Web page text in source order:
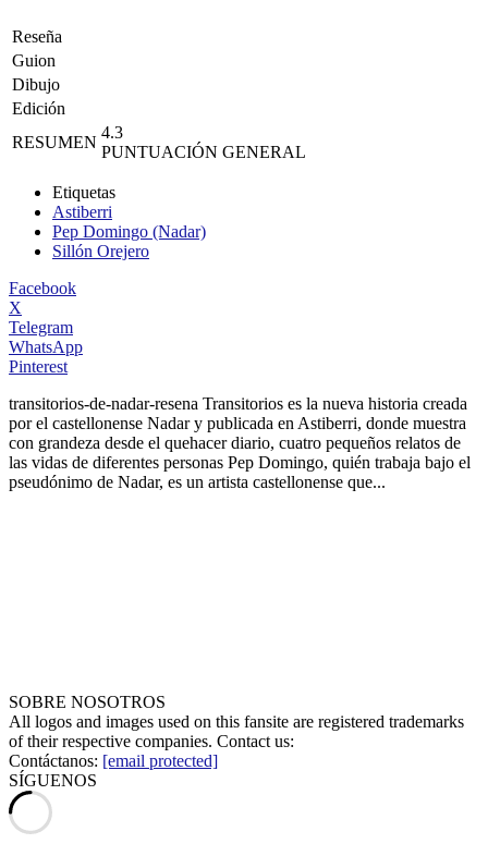
Reseña
Guion
Dibujo
Edición
RESUMEN
4.3
PUNTUACIÓN GENERAL
Etiquetas
Astiberri
Pep Domingo (Nadar)
Sillón Orejero
Facebook
X
Telegram
WhatsApp
Pinterest
transitorios-de-nadar-resena Transitorios es la nueva historia creada
por el castellonense Nadar y publicada en Astiberri, donde muestra
con grandeza desde el quehacer diario, cuatro pequeños relatos de
las vidas de diferentes personas Pep Domingo, quién trabaja bajo el
pseudónimo de Nadar, es un artista castellonense que...
SOBRE NOSOTROS
All logos and images used on this fansite are registered trademarks
of their respective companies. Contact us:
Contáctanos: [email protected]
SÍGUENOS